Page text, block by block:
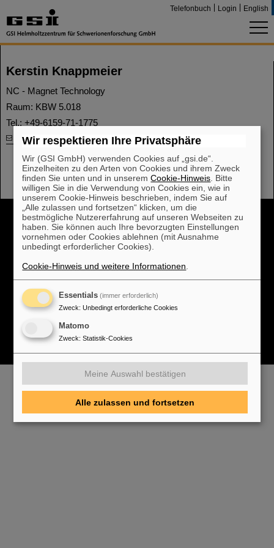
Telefonbuch Login English
Kerstin Knappmeier
NC - Magnet Technology
Raum: KBW 5.018
Tel.: +49-6159-71-1775
E-Mail
Cookie Einstellungen Cookie-Hinweise Sitemap
Impressum Datenschutz Haftungsausschluss
Erklärung zur Barrierefreiheit
Wir respektieren Ihre Privatsphäre
Wir (GSI GmbH) verwenden Cookies auf „gsi.de“.
Einzelheiten zu den Arten von Cookies und ihrem Zweck
finden Sie unten und in unseremCookie-Hinweis . Bitte
willigen Sie in die Verwendung von Cookies ein, wie in
unserem Cookie-Hinweis beschrieben, indem Sie auf
„Alle zulassen und fortsetzen“ klicken, um die
bestmögliche Nutzererfahrung auf unseren Webseiten zu
haben. Sie können auch Ihre bevorzugten Einstellungen
vornehmen oder Cookies ablehnen (mit Ausnahme
unbedingt erforderlicher Cookies).
Cookie-Hinweis und weitere Informationen
Essentials (immer erforderlich)
Zweck: Unbedingt erforderliche Cookies
Matomo
Zweck: Statistik-Cookies
Meine Auswahl bestätigen
Alle zulassen und fortsetzen